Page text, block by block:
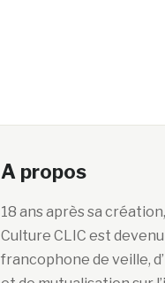
A propos
18 ans après sa
Culture CLIC est
francophone de veille,